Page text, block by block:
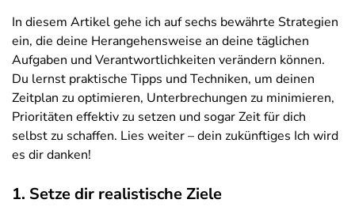
In diesem Artikel gehe ich auf sechs bewährte Strategien
ein, die deine Herangehensweise an deine täglichen
Aufgaben und Verantwortlichkeiten verändern können.
Du lernst praktische Tipps und Techniken, um deinen
Zeitplan zu optimieren, Unterbrechungen zu minimieren,
Prioritäten effektiv zu setzen und sogar Zeit für dich
selbst zu schaffen. Lies weiter – dein zukünftiges Ich wird
es dir danken!
1. Setze dir realistische Ziele